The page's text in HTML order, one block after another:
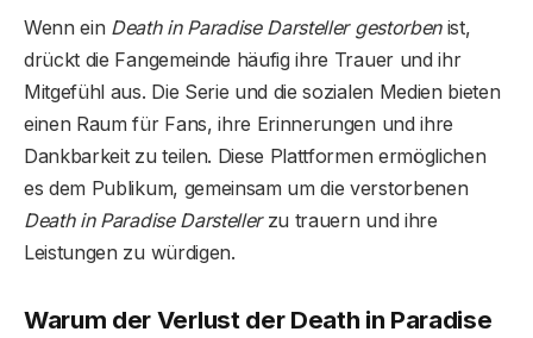
Wenn ein Death in Paradise Darsteller gestorbenist,
drückt die Fangemeinde häufig ihre Trauer und ihr
Mitgefühl aus. Die Serie und die sozialen Medien bieten
einen Raum für Fans, ihre Erinnerungen und ihre
Dankbarkeit zu teilen. Diese Plattformen ermöglichen
es dem Publikum, gemeinsam um die verstorbenen
Death in Paradise Darstellerzu trauern und ihre
Leistungen zu würdigen.
Warum der Verlust der Death in Paradise